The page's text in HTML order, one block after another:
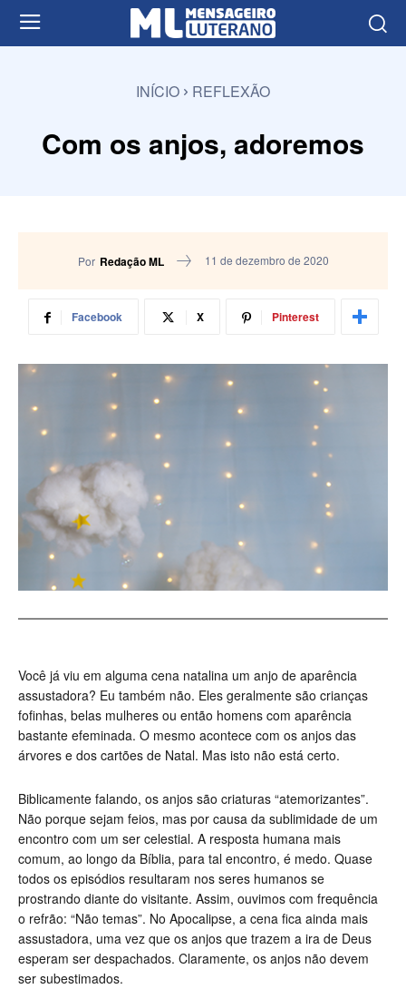
INÍCIO REFLEXÃO
Com os anjos, adoremos
Por Redação ML 11 de dezembro de 2020
Facebook X Pinterest
Você já viu em alguma cena natalina um anjo de aparência
assustadora? Eu também não. Eles geralmente são crianças
fofinhas, belas mulheres ou então homens com aparência
bastante efeminada. O mesmo acontece com os anjos das
árvores e dos cartões de Natal. Mas isto não está certo.
Biblicamente falando, os anjos são criaturas “atemorizantes”.
Não porque sejam feios, mas por causa da sublimidade de um
encontro com um ser celestial. A resposta humana mais
comum, ao longo da Bíblia, para tal encontro, é medo. Quase
todos os episódios resultaram nos seres humanos se
prostrando diante do visitante. Assim, ouvimos com frequência
o refrão: “Não temas”. No Apocalipse, a cena fica ainda mais
assustadora, uma vez que os anjos que trazem a ira de Deus
esperam ser despachados. Claramente, os anjos não devem
ser subestimados.